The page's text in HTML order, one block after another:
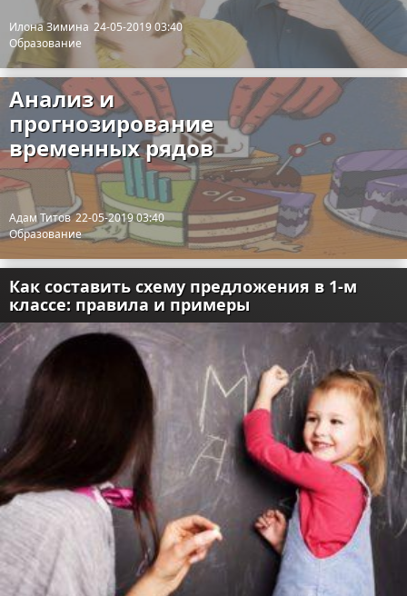
Илона Зимина 24-05-2019 03:40
Образование
Анализ и
прогнозирование
временных рядов
Адам Титов 22-05-2019 03:40
Образование
Как составить схему предложения в 1-м
классе: правила и примеры